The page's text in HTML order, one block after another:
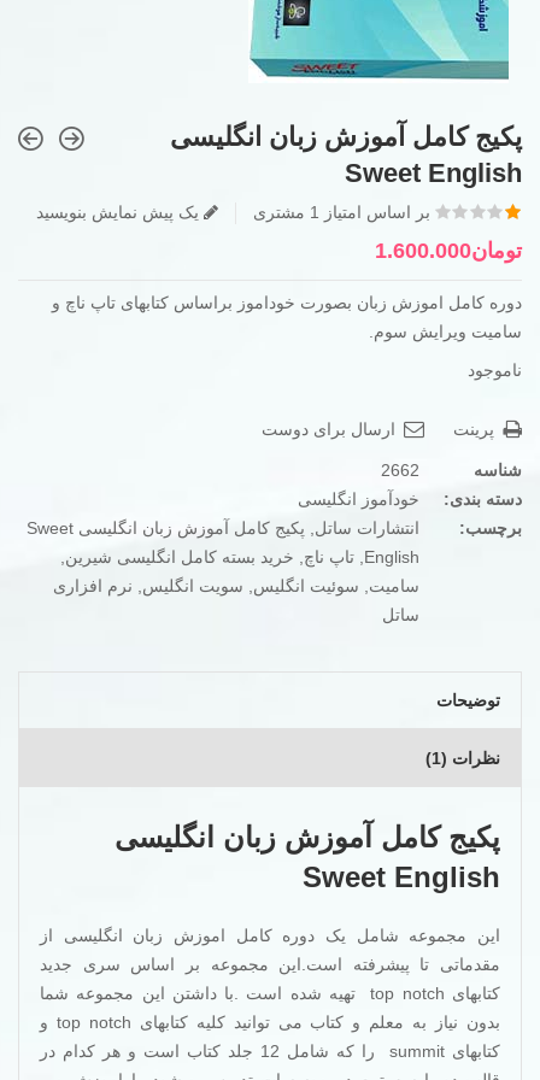
پکیج کامل آموزش زبان انگلیسی
Sweet English
1.00خارح از 5
بر اساس امتیاز مشتری یک پیش نمایش بنویسید
تومان1.600.000
دوره کامل اموزش زبان بصورت خوداموز براساس کتابهای تاپ ناچ و
سامیت ویرایش سوم.
ناموجود
پرینت ارسال برای دوست
شناسه
2662
دسته بندی:
خودآموز انگلیسی
برچسب:
انتشارات ساتل ,
پکیج کامل آموزش زبان انگلیسی Sweet
English
, تاپ ناچ, خرید بسته کامل انگلیسی شیرین,
سامیت, سوئیت انگلیس , سویت انگلیس ,
نرم افزاری
ساتل
توضیحات
نظرات (1)
پکیج کامل آموزش زبان انگلیسی
Sweet English
این مجموعه شامل یک دوره کامل اموزش زبان انگلیسی از
مقدماتی تا پیشرفته است.این مجموعه بر اساس سری جدید
کتابهای top notch تهیه شده است .با داشتن این مجموعه شما
بدون نیاز به معلم و کتاب می توانید کلیه کتابهای top notch و
کتابهای summit را که شامل 12 جلد کتاب است و هر کدام در